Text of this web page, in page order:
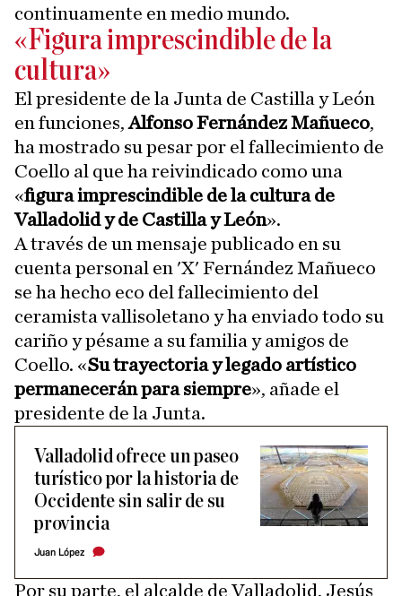
continuamente en medio mundo.
«Figura imprescindible de la
cultura»
El presidente de la Junta de Castilla y León
en funciones,Alfonso Fernández Mañueco,
ha mostrado su pesar por el fallecimiento de
Coello al que ha reivindicado como una
«figura imprescindible de la cultura de
Valladolid y de Castilla y León».
A través de un mensaje publicado en su
cuenta personal en 'X' Fernández Mañueco
se ha hecho eco del fallecimiento del
ceramista vallisoletano y ha enviado todo su
cariño y pésame a su familia y amigos de
Coello. «Su trayectoria y legado artístico
permanecerán para siempre», añade el
presidente de la Junta.
Valladolid ofrece un paseo
turístico por la historia de
Occidente sin salir de su
provincia
Juan López
Por su parte, el alcalde de Valladolid, Jesús